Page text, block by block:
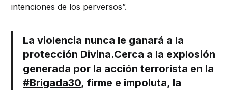
intenciones de los perversos”.
La violencia nunca le ganará a la
protección Divina.Cerca a la explosión
generada por la acción terrorista en la
#Brigada30, firme e impoluta, la